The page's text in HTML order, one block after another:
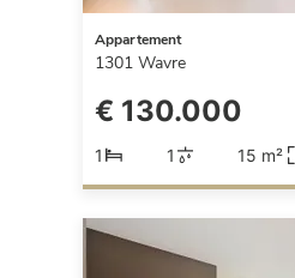
Appartement
1301 Wavre
€ 130.000
1 1 15 m²